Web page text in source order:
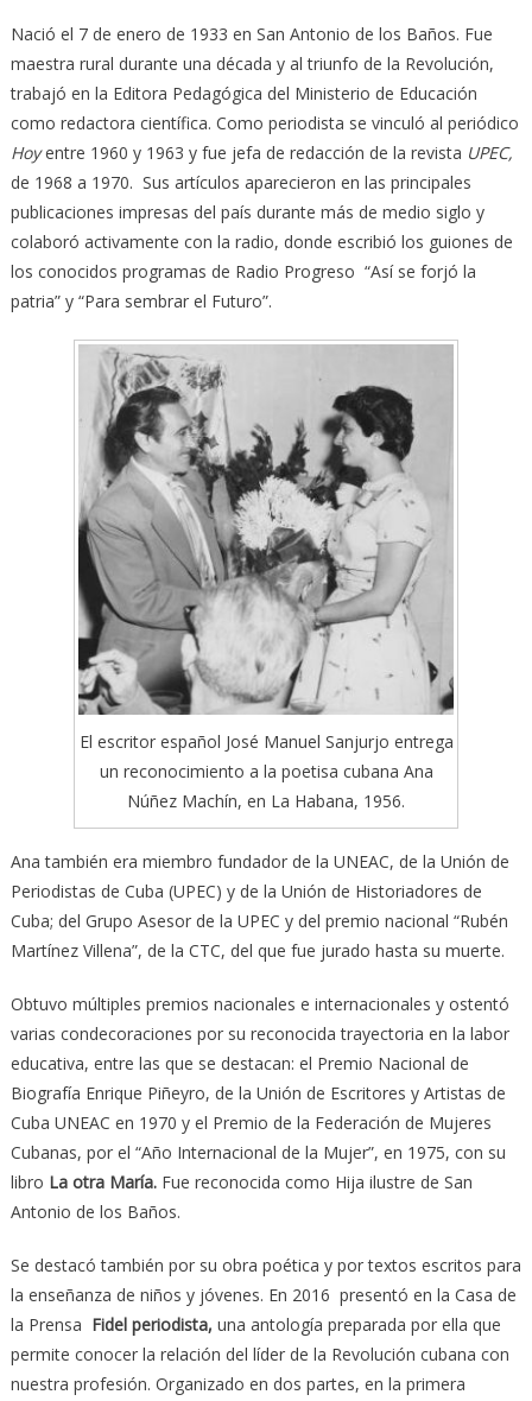
Nació el 7 de enero de 1933 en San Antonio de los Baños. Fue
maestra rural durante una década y al triunfo de la Revolución,
trabajó en la Editora Pedagógica del Ministerio de Educación
como redactora científica. Como periodista se vinculó al periódico
Hoyentre 1960 y 1963 y fue jefa de redacción de la revista UPEC,
de 1968 a 1970. Sus artículos aparecieron en las principales
publicaciones impresas del país durante más de medio siglo y
colaboró activamente con la radio, donde escribió los guiones de
los conocidos programas de Radio Progreso “Así se forjó la
patria” y “Para sembrar el Futuro”.
El escritor español José Manuel Sanjurjo entrega
un reconocimiento a la poetisa cubana Ana
Núñez Machín, en La Habana, 1956.
Ana también era miembro fundador de la UNEAC, de la Unión de
Periodistas de Cuba (UPEC) y de la Unión de Historiadores de
Cuba; del Grupo Asesor de la UPEC y del premio nacional “Rubén
Martínez Villena”, de la CTC, del que fue jurado hasta su muerte.
Obtuvo múltiples premios nacionales e internacionales y ostentó
varias condecoraciones por su reconocida trayectoria en la labor
educativa, entre las que se destacan: el Premio Nacional de
Biografía Enrique Piñeyro, de la Unión de Escritores y Artistas de
Cuba UNEAC en 1970 y el Premio de la Federación de Mujeres
Cubanas, por el “Año Internacional de la Mujer”, en 1975, con su
libro La otra María. Fue reconocida como Hija ilustre de San
Antonio de los Baños.
Se destacó también por su obra poética y por textos escritos para
la enseñanza de niños y jóvenes. En 2016 presentó en la Casa de
la Prensa Fidel periodista, una antología preparada por ella que
permite conocer la relación del líder de la Revolución cubana con
nuestra profesión. Organizado en dos partes, en la primera